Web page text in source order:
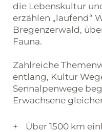
die Lebenskultur
erzählen „laufend“
Bregenzerwald,
Fauna.
Zahlreiche
entlang, Kultur
Sennalpenwege
Erwachsene
Über 1500 km